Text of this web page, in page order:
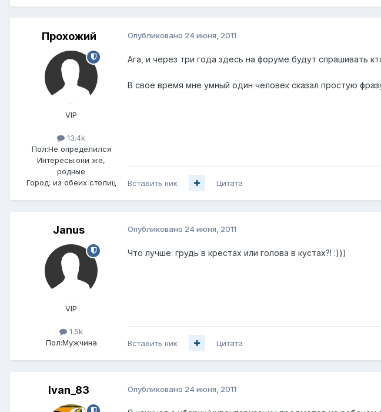
Прохожий
VIP
13.4k
Пол:Не определился
Интересы:они же,
родные
Город: из обеих столиц
Опубликовано 24 июня, 2011
Ага, и через три года здесь на форуме будут спрашивать
В свое время мне умный один человек сказал простую
Вставить ник Цитата
Janus
VIP
1.5k
Пол:Мужчина
Опубликовано 24 июня, 2011
Что лучше: грудь в крестах или голова в кустах?! :)))
Вставить ник Цитата
Ivan_83 Опубликовано 24 июня, 2011